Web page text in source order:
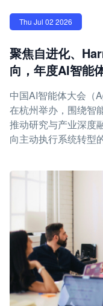
Thu Jul 02 2026
聚焦自进化、
向，年度AI智能
中国AI智能体大会（
在杭州举办，围绕智
推动研究与产业深度
向主动执行系统转型